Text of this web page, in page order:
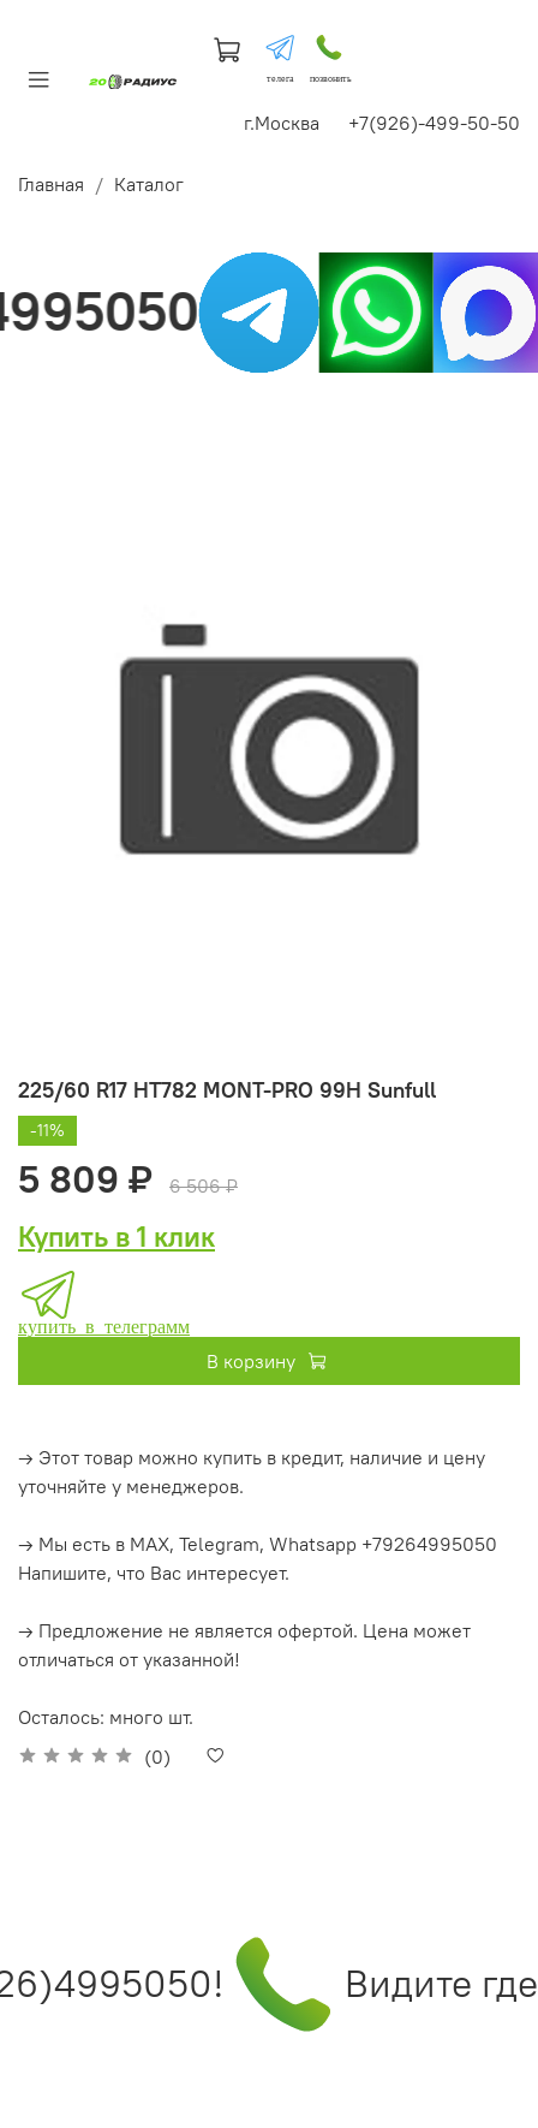
телега позвонить
г.Москва +7(926)-499-50-50
Главная Каталог
225/60 R17 HT782 MONT-PRO 99H Sunfull
(0)
-11%
5 809 ₽ 6 506 ₽
Купить в 1 клик
купить в телеграмм
В корзину
→ Этот товар можно купить в кредит, наличие и цену
уточняйте у менеджеров.
→ Мы есть в MAX, Telegram, Whatsapp +79264995050
Напишите, что Вас интересует.
→ Предложение не является офертой. Цена может
отличаться от указанной!
Осталось: много шт.
Видите